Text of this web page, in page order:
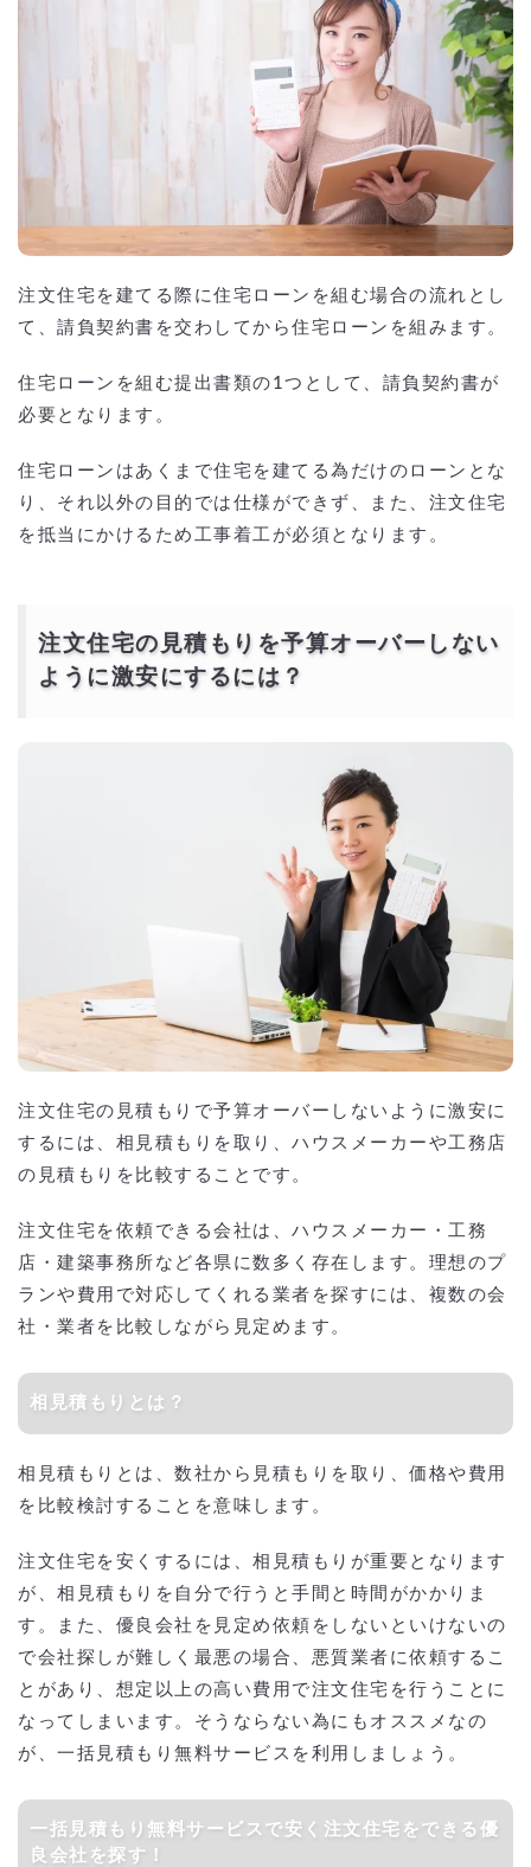
注文住宅を建てる際に住宅ローンを組む場合の流れとし
て、請負契約書を交わしてから住宅ローンを組みます。
住宅ローンを組む提出書類の1つとして、請負契約書が
必要となります。
住宅ローンはあくまで住宅を建てる為だけのローンとな
り、それ以外の目的では仕様ができず、また、注文住宅
を抵当にかけるため工事着工が必須となります。
注文住宅の見積もりを予算オーバーしない
ように激安にするには？
注文住宅の見積もりで予算オーバーしないように激安に
するには、相見積もりを取り、ハウスメーカーや工務店
の見積もりを比較することです。
注文住宅を依頼できる会社は、ハウスメーカー・工務
店・建築事務所など各県に数多く存在します。理想のプ
ランや費用で対応してくれる業者を探すには、複数の会
社・業者を比較しながら見定めます。
相見積もりとは？
相見積もりとは、数社から見積もりを取り、価格や費用
を比較検討することを意味します。
注文住宅を安くするには、相見積もりが重要となります
が、相見積もりを自分で行うと手間と時間がかかりま
す。また、優良会社を見定め依頼をしないといけないの
で会社探しが難しく最悪の場合、悪質業者に依頼するこ
とがあり、想定以上の高い費用で注文住宅を行うことに
なってしまいます。そうならない為にもオススメなの
が、一括見積もり無料サービスを利用しましょう。
一括見積もり無料サービスで安く注文住宅をできる優
良会社を探す！